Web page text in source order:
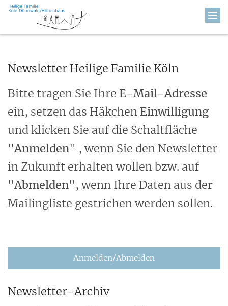
Zum Inhalt springen
Newsletter Heilige Familie Köln
Bitte tragen Sie Ihre E-Mail-Adresse
ein, setzen das Häkchen Einwilligung
und klicken Sie auf die Schaltfläche
"Anmelden" , wenn Sie den Newsletter
in Zukunft erhalten wollen bzw. auf
"Abmelden", wenn Ihre Daten aus der
Mailingliste gestrichen werden sollen.
Anmelden/Abmelden
Newsletter-Archiv